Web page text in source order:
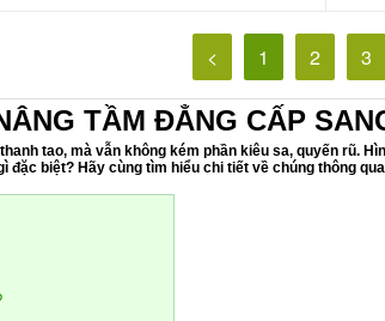
< 1 2 3
TẦM ĐẲNG CẤP
tao, mà vẫn không kém phần kiêu sa, quyến rũ.
đặc biệt? Hãy cùng tìm hiểu chi tiết về chúng thông